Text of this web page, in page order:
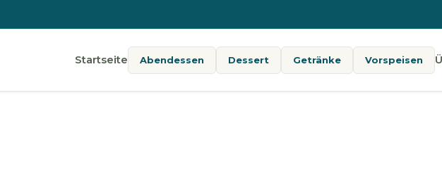
Startseite Abendessen Dessert Getränke Vorspeisen